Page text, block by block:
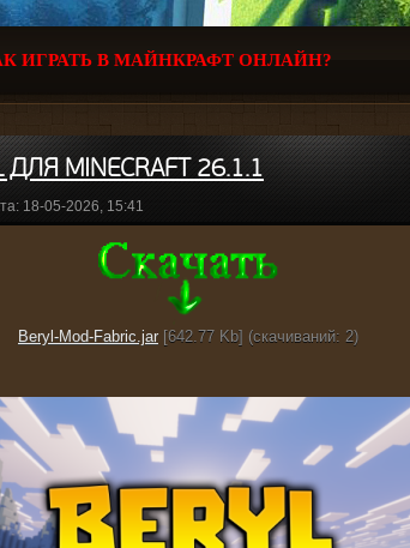
ИГРАТЬ В МАЙНКРАФТ ОНЛАЙН?
ДЛЯ MINECRAFT 26.1.1
18-05-2026, 15:41
Beryl-Mod-Fabric.jar [642.77 Kb] (cкачиваний: 2)